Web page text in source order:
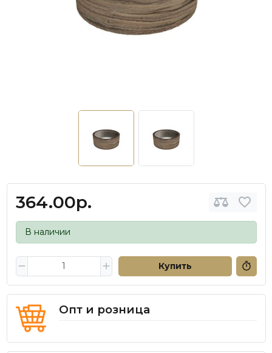
364.00р.
В наличии
Купить
Опт и розница